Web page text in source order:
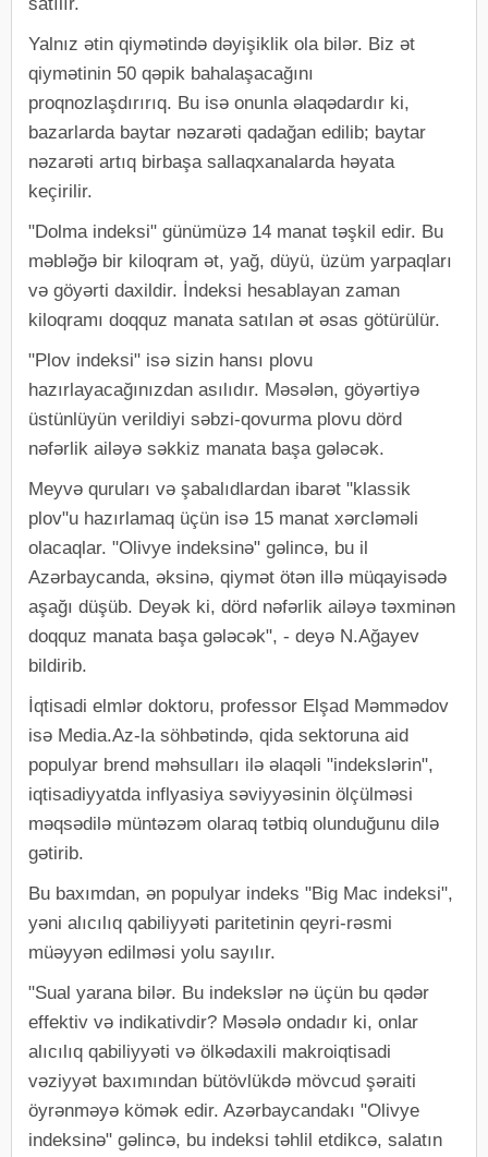
Yalnız ətin qiymətində dəyişiklik ola bilər. Biz ət
qiymətinin 50 qəpik bahalaşacağını
proqnozlaşdırırıq. Bu isə onunla əlaqədardır ki,
bazarlarda baytar nəzarəti qadağan edilib; baytar
nəzarəti artıq birbaşa sallaqxanalarda həyata
keçirilir.
"Dolma indeksi" günümüzə 14 manat təşkil edir. Bu
məbləğə bir kiloqram ət, yağ, düyü, üzüm yarpaqları
və göyərti daxildir. İndeksi hesablayan zaman
kiloqramı doqquz manata satılan ət əsas götürülür.
"Plov indeksi" isə sizin hansı plovu
hazırlayacağınızdan asılıdır. Məsələn, göyərtiyə
üstünlüyün verildiyi səbzi-qovurma plovu dörd
nəfərlik ailəyə səkkiz manata başa gələcək.
Meyvə quruları və şabalıdlardan ibarət "klassik
plov"u hazırlamaq üçün isə 15 manat xərcləməli
olacaqlar. "Olivye indeksinə" gəlincə, bu il
Azərbaycanda, əksinə, qiymət ötən illə müqayisədə
aşağı düşüb. Deyək ki, dörd nəfərlik ailəyə təxminən
doqquz manata başa gələcək", - deyə N.Ağayev
bildirib.
İqtisadi elmlər doktoru, professor Elşad Məmmədov
isə Media.Az-la söhbətində, qida sektoruna aid
populyar brend məhsulları ilə əlaqəli "indekslərin",
iqtisadiyyatda inflyasiya səviyyəsinin ölçülməsi
məqsədilə müntəzəm olaraq tətbiq olunduğunu dilə
gətirib.
Bu baxımdan, ən populyar indeks "Big Mac indeksi",
yəni alıcılıq qabiliyyəti paritetinin qeyri-rəsmi
müəyyən edilməsi yolu sayılır.
"Sual yarana bilər. Bu indekslər nə üçün bu qədər
effektiv və indikativdir? Məsələ ondadır ki, onlar
alıcılıq qabiliyyəti və ölkədaxili makroiqtisadi
vəziyyət baxımından bütövlükdə mövcud şəraiti
öyrənməyə kömək edir. Azərbaycandakı "Olivye
indeksinə" gəlincə, bu indeksi təhlil etdikcə, salatın